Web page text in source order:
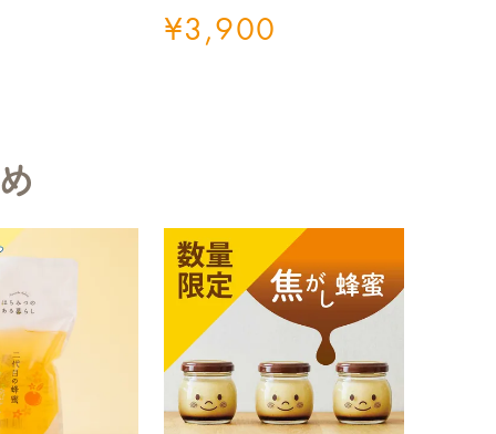
¥3,900